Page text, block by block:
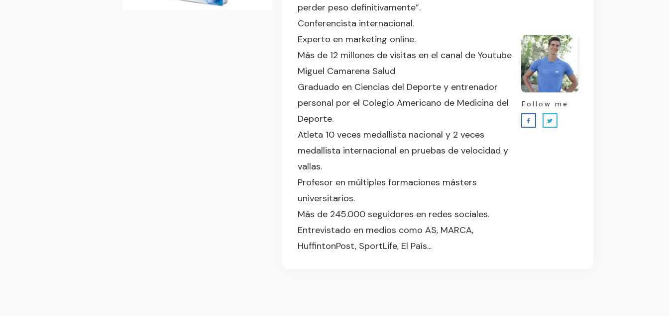
perder peso definitivamente”.
Conferencista internacional.
Experto en marketing online.
Más de 12 millones de visitas en el canal de Youtube
Miguel Camarena Salud
Graduado en Ciencias del Deporte y entrenador
personal por el Colegio Americano de Medicina del
Deporte.
Atleta 10 veces medallista nacional y 2 veces
medallista internacional en pruebas de velocidad y
vallas.
Profesor en múltiples formaciones másters
universitarios.
Más de 245.000 seguidores en redes sociales.
Entrevistado en medios como AS, MARCA,
HuffintonPost, SportLife, El País...
Follow me